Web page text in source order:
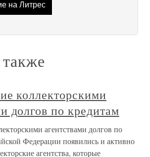
на Литрес
коллекторскими
долгов по кредитам
агентствами долгов по
Федерации появились и активно
агентства, которые